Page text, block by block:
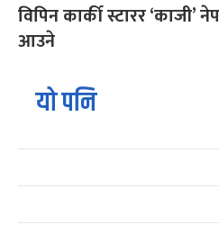
विपिन कार्की स्टारर ‘काजी’
आउने
यो पनि